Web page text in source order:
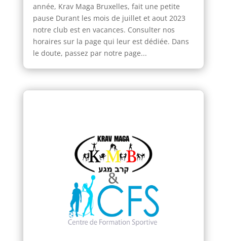
année, Krav Maga Bruxelles, fait une petite
pause Durant les mois de juillet et aout 2023
notre club est en vacances. Consulter nos
horaires sur la page qui leur est dédiée. Dans
le doute, passez par notre page...